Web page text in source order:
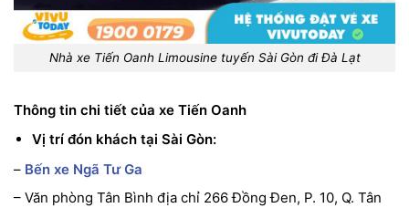
Nhà xe Tiến Oanh Limousine tuyến Sài Gòn đi Đà Lạt
Thông tin chi tiết của xe Tiến Oanh
Vị trí đón khách tại Sài Gòn:
– Bến xe Ngã Tư Ga
– Văn phòng Tân Bình địa chỉ 266 Đồng Đen, P. 10, Q. Tân